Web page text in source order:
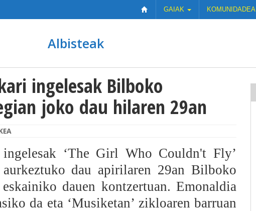
GAIAK KOMUNIDADEA
Albisteak
ingelesak Bilboko
joko dau hilaren 29an
‘The Girl Who Couldn't Fly’
dau apirilaren 29an Bilboko
dauen kontzertuan. Emonaldia
da eta ‘Musiketan’ zikloaren barruan